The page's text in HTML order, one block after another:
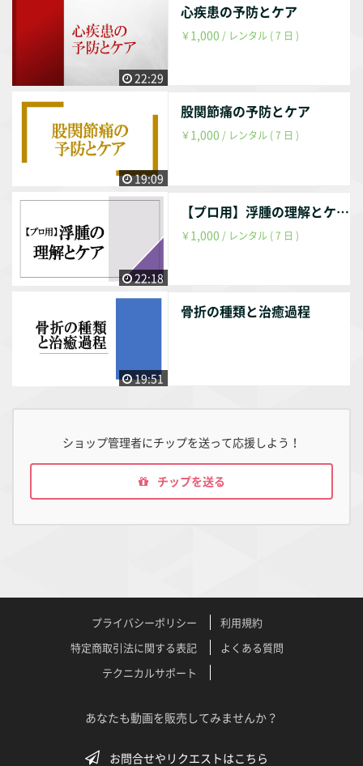
22:29
心疾患の予防とケア
￥1,000 / レンタル ( 7 日 )
19:09
股関節痛の予防とケア
￥1,000 / レンタル ( 7 日 )
22:18
【プロ用】浮腫の理解とケア
￥1,000 / レンタル ( 7 日 )
19:51
骨折の種類と治癒過程
ショップ管理者にチップを送って応援しよう！
チップを送る
お問合せやリクエストはこちら
プライバシーポリシー
利用規約
特定商取引法に関する表記
よくある質問
テクニカルサポート
あなたも動画を販売してみませんか？